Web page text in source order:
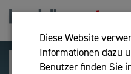
Diese Website
Informationen dazu
Benutzer finden Sie